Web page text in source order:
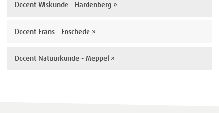
Docent Wiskunde - Hardenberg »
Docent Frans - Enschede »
Docent Natuurkunde - Meppel »